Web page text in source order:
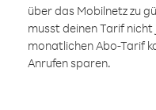
über das Mobilnetz zu
musst deinen Tarif
monatlichen Abo-Tarif
Anrufen sparen.